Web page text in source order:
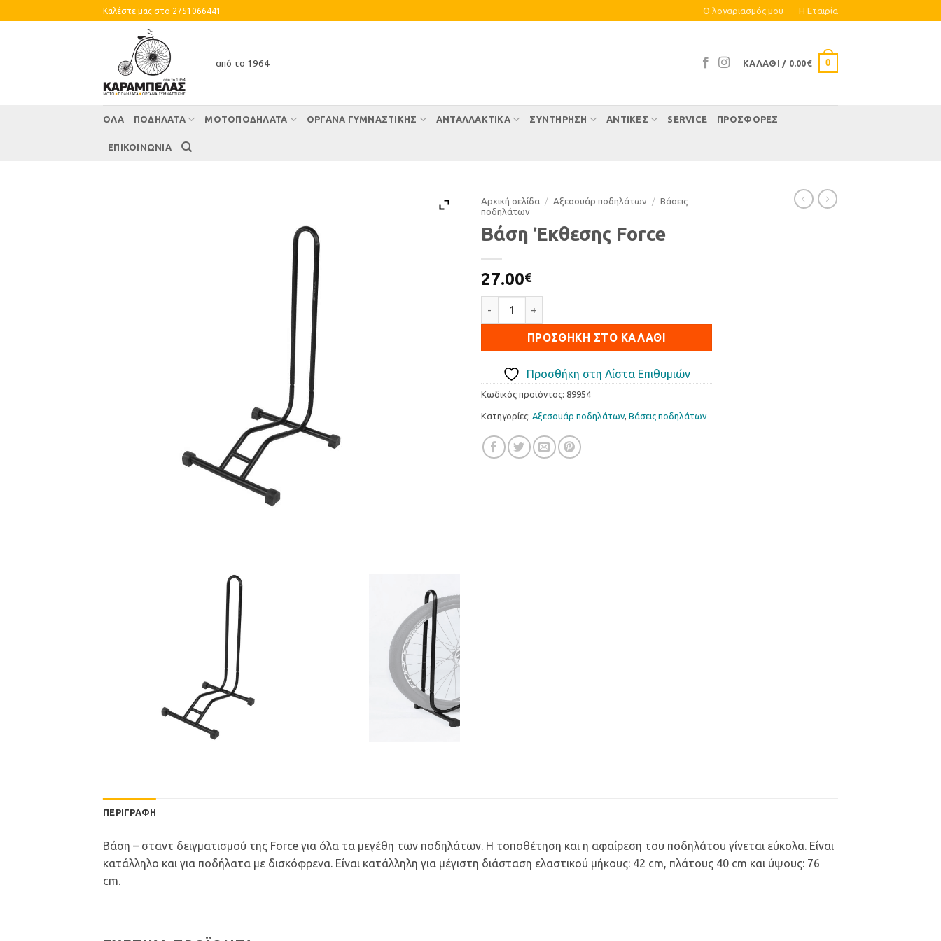
to
Καλέστε μας στο 2751066441 Ο λογαριασμός μου Η Eταιρία
από το 1964 ΚΑΛΆΘΙ / 0.00€ 0
ΌΛΑ ΠΟΔΗΛΑΤΑ ΜΟΤΟΠΟΔΗΛΑΤΑ ΟΡΓΑΝΑ ΓΥΜΝΑΣΤΙΚΗΣ ΑΝΤΑΛΛΑΚΤΙΚΑ ΣΥΝΤΉΡΗΣΗ ΑΝΤΊΚΕΣ SERVICE ΠΡΟΣΦΟΡΕΣ
ΕΠΙΚΟΙΝΩΝΙΑ
Αρχική σελίδα / Αξεσουάρ ποδηλάτων / Βάσεις
ποδηλάτων
Βάση Έκθεσης Force
27.00€
ΠΡΟΣΘΉΚΗ ΣΤΟ ΚΑΛΆΘΙ
Προσθήκη στη Λίστα Επιθυμιών
Κωδικός προϊόντος: 89954
Κατηγορίες: Αξεσουάρ ποδηλάτων, Βάσεις ποδηλάτων
ΠΕΡΙΓΡΑΦΉ
Βάση – σταντ δειγματισμού της Force για όλα τα μεγέθη των ποδηλάτων. Η τοποθέτηση και η αφαίρεση του ποδηλάτου γίνεται εύκολα. Είναι
κατάλληλο και για ποδήλατα με δισκόφρενα. Είναι κατάλληλη για μέγιστη διάσταση ελαστικού μήκους: 42 cm, πλάτους 40 cm και ύψους: 76
cm.